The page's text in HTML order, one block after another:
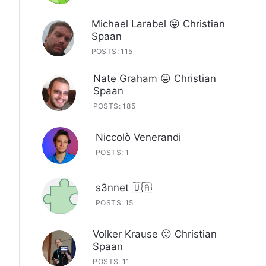
Michael Larabel 😛 Christian
Spaan
POSTS: 115
Nate Graham 😛 Christian
Spaan
POSTS: 185
Niccolò Venerandi
POSTS: 1
s3nnet 🇺🇦
POSTS: 15
Volker Krause 😛 Christian
Spaan
POSTS: 11